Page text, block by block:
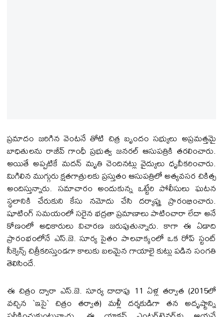
ప్రమాదం జరిగిన వెంటనే తోటి చిత్ర బృందం సభ్యులు అప్రమత్తమై
బాధితులను రాజీవ్ గాంధీ ప్రభుత్వ జనరల్ ఆసుపత్రికి తరలించారు.
అయితే అప్పటికే మదన్ మృతి చెందినట్లు వైద్యులు ధృవీకరించారు.
మిగిలిన ముగ్గురు క్షతగాత్రులకు ప్రస్తుతం ఆసుపత్రిలో అత్యవసర చికిత్స
అందిస్తున్నారు. సమాచారం అందుకున్న ఒట్టేరి పోలీసులు ఘటన
స్థలానికి చేరుకుని కేసు నమోదు చేసి దర్యాప్తు ప్రారంభించారు.
షూటింగ్ సమయంలో సరైన భద్రతా ప్రమాణాలు పాటించారా లేదా అనే
కోణంలో అధికారులు విచారణ జరుపుతున్నారు. కాగా ఈ ఏడాది
ప్రారంభంలోనే ఎస్.జె. సూర్య సైతం పాలవాక్కంలో ఒక రోప్ స్టంట్
సీక్వెన్స్ చిత్రీకరిస్తుండగా కాలుకు బలమైన గాయాలై కుట్లు పడిన సంగతి
తెలిసిందే.
ఈ చిత్రం ద్వారా ఎస్.జె. సూర్య దాదాపు 11 ఏళ్ల తర్వాత (2015లో
వచ్చిన `ఇసై` చిత్రం తర్వాత) మళ్లీ దర్శకుడిగా తన అదృష్టాన్ని